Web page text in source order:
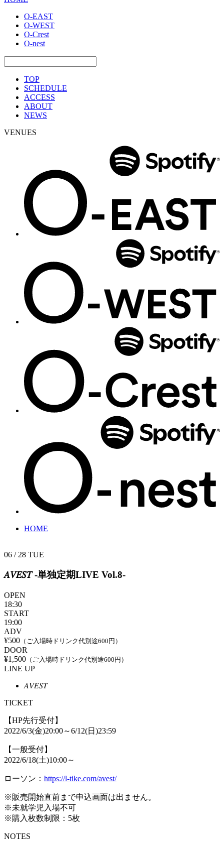
O-EAST
O-WEST
O-Crest
O-nest
TOP
SCHEDULE
ACCESS
ABOUT
NEWS
VENUES
HOME
06 / 28 TUE
𝐴𝑉𝐸𝑆𝑇 -単独定期LIVE Vol.8-
OPEN
18:30
START
19:00
ADV
¥500 （ご入場時ドリンク代別途600円）
DOOR
¥1,500 （ご入場時ドリンク代別途600円）
LINE UP
𝐴𝑉𝐸𝑆𝑇
TICKET
【HP先行受付】
2022/6/3(金)20:00～6/12(日)23:59
【一般受付】
2022/6/18(土)10:00～
ローソン： https://l-tike.com/avest/
※販売開始直前まで申込画面は出ません。
※未就学児入場不可
※購入枚数制限：5枚
NOTES